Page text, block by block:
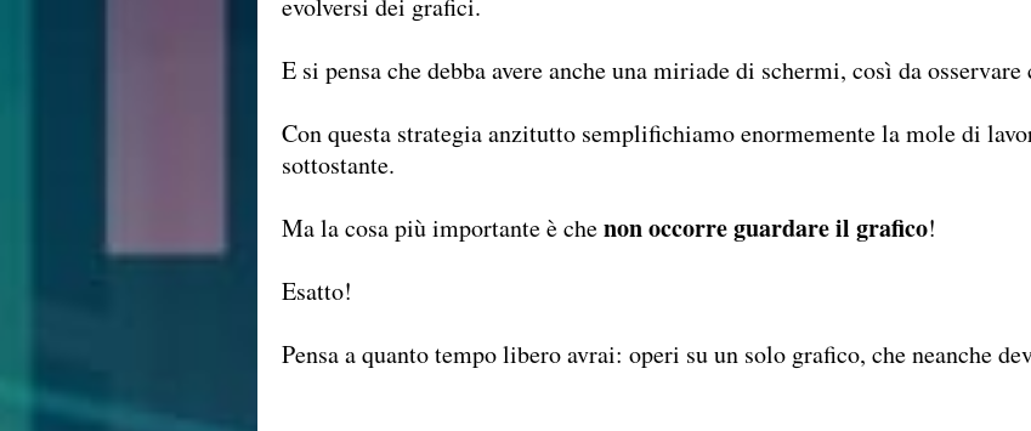
evolversi dei grafici.
E si pensa che debba avere anche una miriade di schermi, così da
Con questa strategia anzitutto semplifichiamo enormemente la mole di
sottostante.
Ma la cosa più importante è chenon occorre guardare il grafico!
Esatto!
Pensa a quanto tempo libero avrai: operi su un solo grafico, che neanche